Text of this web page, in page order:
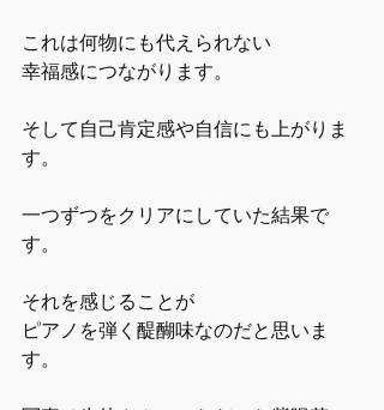
これは何物にも代えられない
幸福感につながります。
そして自己肯定感や自信にも上がりま
す。
一つずつをクリアにしていた結果で
す。
それを感じることが
ピアノを弾く醍醐味なのだと思いま
す。